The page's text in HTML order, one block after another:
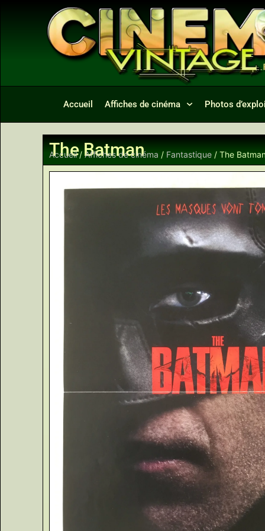
Accueil Affiches de cinéma Photos
The Batman
Accueil/ Affiches de cinéma / Fantastique / The